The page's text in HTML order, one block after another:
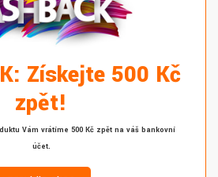
Získejte 500 Kč
zpět!
Vám vrátíme 500 Kč zpět na váš bankovní
účet.